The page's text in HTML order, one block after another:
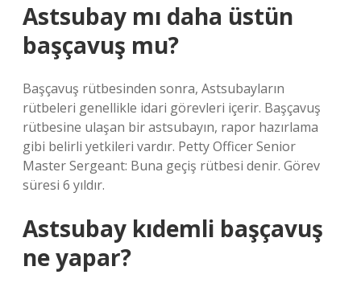
Astsubay mı daha üstün
başçavuş mu?
Başçavuş rütbesinden sonra, Astsubayların
rütbeleri genellikle idari görevleri içerir. Başçavuş
rütbesine ulaşan bir astsubayın, rapor hazırlama
gibi belirli yetkileri vardır. Petty Officer Senior
Master Sergeant: Buna geçiş rütbesi denir. Görev
süresi 6 yıldır.
Astsubay kıdemli başçavuş
ne yapar?